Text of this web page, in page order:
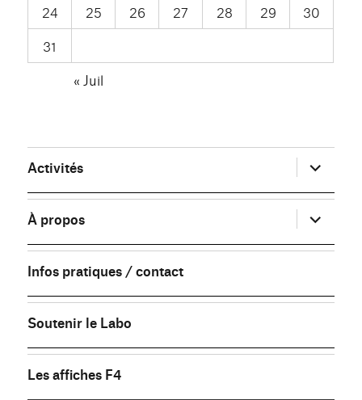
24
25 26 27 28 29
30
31
« Juil
Activités ouvrir
le
sous-
menu
À propos
ouvrir
le
sous-
menu
Infos pratiques / contact
Soutenir le Labo
Les affiches F4